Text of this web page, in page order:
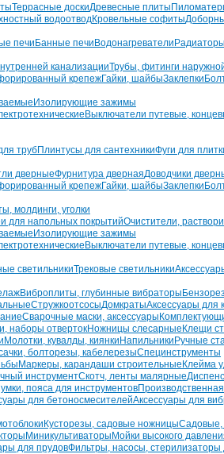
Террасные доскиДревесные плиты
водоотводКровельные софиты
печи Банные печи Водонагреватели
канализацииТрубы, фитинги
крепежГайки, шайбыЗаклепки
Изолирующие зажимы
Выключатели путевые,
трубПлинтусы для сантехникиФуги для
дверныеФурнитура двернаяДоводчики
крепежГайки, шайбыЗаклепки
молдинги, уголки
для напольных покрытийОчистители,
Изолирующие зажимы
Выключатели путевые,
светильникиТрековые светильники
Виброплиты, глубинные вибраторы
СтружкоотсосыДомкратыАксессуары для
Сварочные маски, аксессуары
наборы отвертокНожницы слесарные Клещи
Молотки, кувалды, киянки Напильники Ручные
болторезы, кабелерезыСпецинструменты
Маркеры, карандаши строительные Клейма
инструментСкотч, ленты малярные
пояса для инструментов
для бетоносмесителейАксессуары для
Кусторезы, садовые ножницыСадовые,
Миникультиваторы Мойки высокого
для прудовФильтры, насосы, стерилизаторы